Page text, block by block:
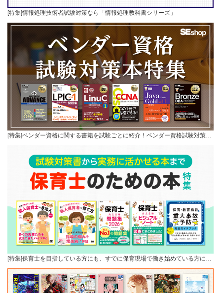
[特集]情報処理技術者試験対策なら「情報処理教科書シリーズ」
[特集]ベンダー資格に関する書籍を試験ごとに紹介！ベンダー資格試験対策…
[特集]保育士を目指している方にも、すでに保育現場で働き始めている方に…